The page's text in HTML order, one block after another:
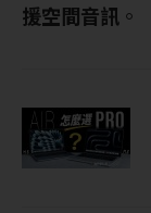
援空間音訊 。